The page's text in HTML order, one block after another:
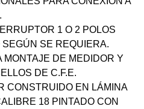
1 O 2 POLOS
SEGÚN SE REQUIERA.
MONTAJE DE MEDIDOR Y
DE C.F.E.
CONSTRUIDO EN LÁMINA
18 PINTADO CON